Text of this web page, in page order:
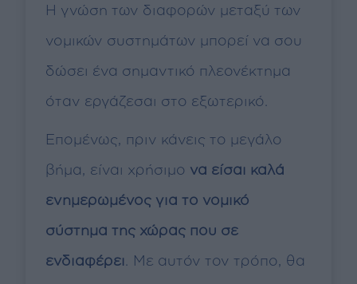
Η γνώση των διαφορών μεταξύ των
νομικών συστημάτων μπορεί να σου
δώσει ένα σημαντικό πλεονέκτημα
όταν εργάζεσαι στο εξωτερικό.
Επομένως, πριν κάνεις το μεγάλο
βήμα, είναι χρήσιμο να είσαι καλά
ενημερωμένος για το νομικό
σύστημα της χώρας που σε
ενδιαφέρει . Με αυτόν τον τρόπο, θα